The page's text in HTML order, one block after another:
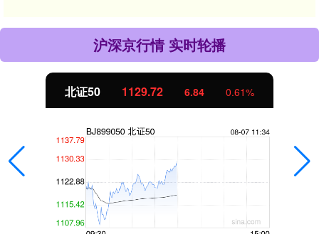
沪深京行情 实时轮播
北证50 1129.72 6.84 0.61%